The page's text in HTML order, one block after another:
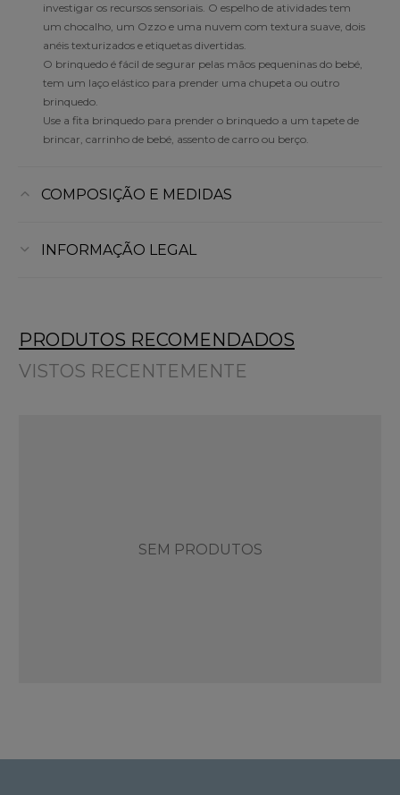
investigar os recursos sensoriais. O espelho de atividades tem
um chocalho, um Ozzo e uma nuvem com textura suave, dois
anéis texturizados e etiquetas divertidas.
O brinquedo é fácil de segurar pelas mãos pequeninas do bebé,
tem um laço elástico para prender uma chupeta ou outro
brinquedo.
Use a fita brinquedo para prender o brinquedo a um tapete de
brincar, carrinho de bebé, assento de carro ou berço.
COMPOSIÇÃO E MEDIDAS
INFORMAÇÃO LEGAL
PRODUTOS RECOMENDADOS
VISTOS RECENTEMENTE
SEM PRODUTOS